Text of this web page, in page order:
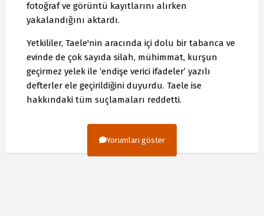
fotoğraf ve görüntü kayıtlarını alırken
yakalandığını aktardı.
Yetkililer, Taele'nin aracında içi dolu bir tabanca ve
evinde de çok sayıda silah, mühimmat, kurşun
geçirmez yelek ile ‘endişe verici ifadeler’ yazılı
defterler ele geçirildiğini duyurdu. Taele ise
hakkındaki tüm suçlamaları reddetti.
Yorumları göster